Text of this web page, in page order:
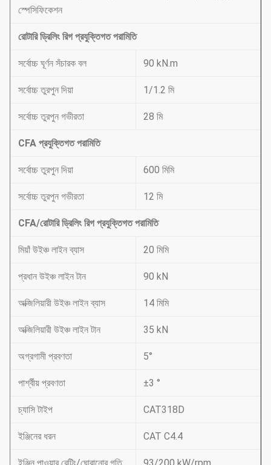
স্পেসিফিকেশন
রোটারি ড্রিলিং রিগ প্রযুক্তিগত পরামিতি
সর্বোচ্চ ঘূর্ণন সঁচারক বল 90 kN.m
সর্বোচ্চ তুরপুন দিয়া 1/1.2 মি
সর্বোচ্চ তুরপুন গভীরতা 28 মি
CFA প্রযুক্তিগত পরামিতি
সর্বোচ্চ তুরপুন দিয়া 600 মিমি
সর্বোচ্চ তুরপুন গভীরতা 12 মি
CFA/রোটারি ড্রিলিং রিগ প্রযুক্তিগত পরামিতি
মিয়াঁ উইঞ্চ লাইন ব্যাস 20 মিমি
প্রধান উইঞ্চ লাইন টান 90 kN
অক্জিলিয়ারী উইঞ্চ লাইন ব্যাস 14 মিমি
অক্জিলিয়ারী উইঞ্চ লাইন টান 35 kN
অগ্রগামী প্রবণতা 5°
পার্শ্বীয় প্রবণতা ±3 °
চ্যাসি টাইপ CAT318D
ইঞ্জিনের ধরন CAT C4.4